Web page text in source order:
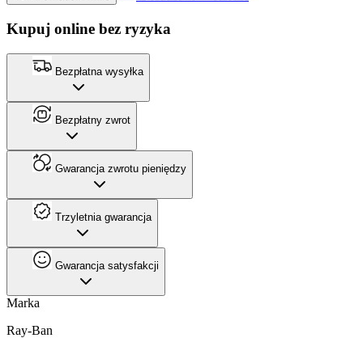
Kupuj online bez ryzyka
Bezpłatna wysyłka
Bezpłatny zwrot
Gwarancja zwrotu pieniędzy
Trzyletnia gwarancja
Gwarancja satysfakcji
Marka
Ray-Ban